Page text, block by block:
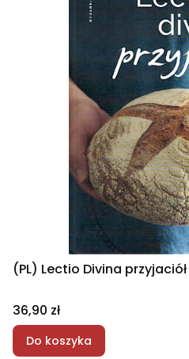
(PL) Lectio Divina przyjaciół
Cena
36,90 zł
Do koszyka